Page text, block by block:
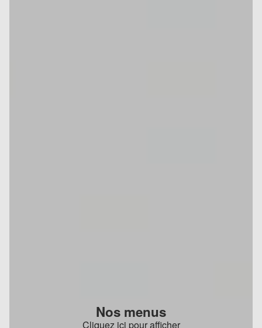
Nos menus
Cliquez ici pour afficher